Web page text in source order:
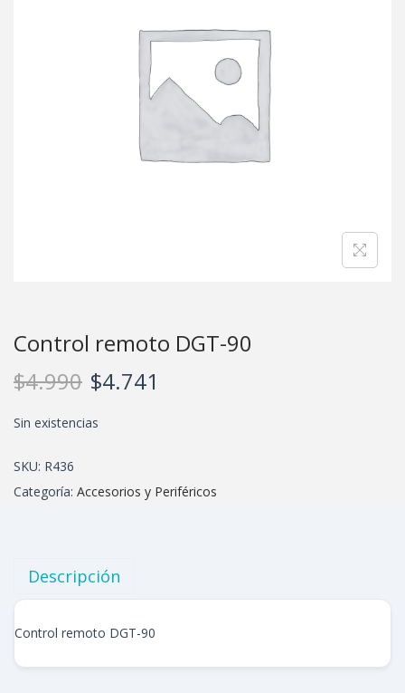
Control remoto DGT-90
$4.990 $4.741
Sin existencias
SKU: R436
Categoría: Accesorios y Periféricos
Descripción
Control remoto DGT-90